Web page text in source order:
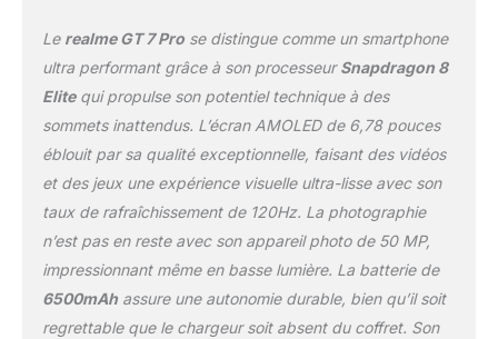
portable prend en charge le NFC, l'étanchéité
sur Android 15
Le realme GT 7 Prose distingue comme un smartphone
ultra performant grâce à son processeurSnapdragon 8
Elitequi propulse son potentiel technique à des
sommets inattendus. L’écran AMOLED de 6,78 pouces
éblouit par sa qualité exceptionnelle, faisant des vidéos
et des jeux une expérience visuelle ultra-lisse avec son
taux de rafraîchissement de 120Hz. La photographie
n’est pas en reste avec son appareil photo de 50 MP,
impressionnant même en basse lumière. La batterie de
6500mAhassure une autonomie durable, bien qu’il soit
regrettable que le chargeur soit absent du coffret. Son